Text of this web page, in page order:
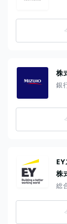
株
銀
株
総